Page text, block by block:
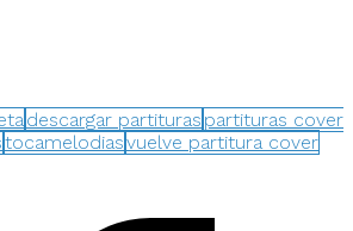
descargar partituras partituras cover
tocamelodiasvuelve partitura cover